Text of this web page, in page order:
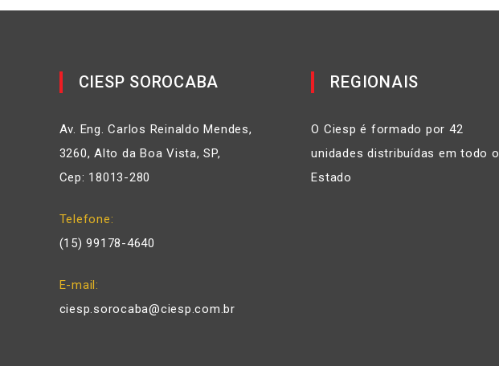
CIESP SOROCABA
Av. Eng. Carlos Reinaldo Mendes,
3260, Alto da Boa Vista, SP,
Cep: 18013-280
Telefone
(15) 99178-4640
E-mail
ciesp.sorocaba@ciesp.com.br
REGIONAIS
O Ciesp é formado por 42
unidades distribuídas em todo o
Estado